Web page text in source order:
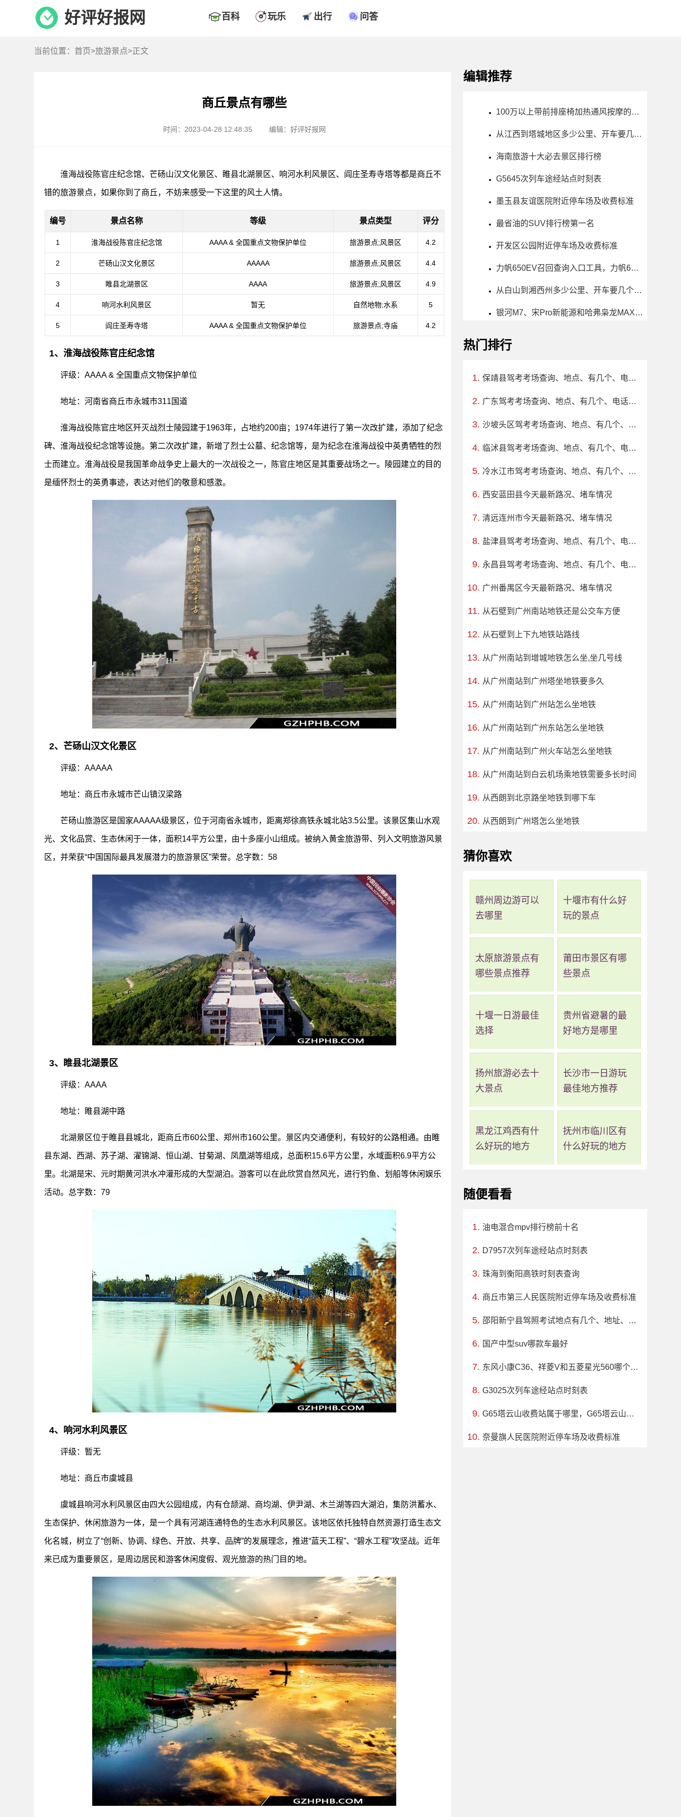
好评好报网 百科 玩乐 出行 问答
当前位置： 首页>旅游景点>正文
商丘景点有哪些
时间：2023-04-28 12:48:35 编辑：好评好报网
淮海战役陈官庄纪念馆、芒砀山汉文化景区、睢县北湖景区、响河水利风景区、阎庄圣寿寺塔等都是商丘不
错的旅游景点，如果你到了商丘，不妨来感受一下这里的风土人情。
编号 景点名称 等级 景点类型 评分
1 淮海战役陈官庄纪念馆 AAAA & 全国重点文物保护单位 旅游景点;风景区 4.2
2 芒砀山汉文化景区 AAAAA 旅游景点;风景区 4.4
3 睢县北湖景区 AAAA 旅游景点;风景区 4.9
4 响河水利风景区 暂无 自然地物;水系 5
5 阎庄圣寿寺塔 AAAA & 全国重点文物保护单位 旅游景点;寺庙 4.2
1、淮海战役陈官庄纪念馆
评级：AAAA & 全国重点文物保护单位
地址：河南省商丘市永城市311国道
淮海战役陈官庄地区歼灭战烈士陵园建于1963年，占地约200亩；1974年进行了第一次改扩建，添加了纪念
碑、淮海战役纪念馆等设施。第二次改扩建，新增了烈士公墓、纪念馆等，是为纪念在淮海战役中英勇牺牲的烈
士而建立。淮海战役是我国革命战争史上最大的一次战役之一，陈官庄地区是其重要战场之一。陵园建立的目的
是缅怀烈士的英勇事迹，表达对他们的敬意和感激。
2、芒砀山汉文化景区
评级：AAAAA
地址：商丘市永城市芒山镇汉梁路
芒砀山旅游区是国家AAAAA级景区，位于河南省永城市，距离郑徐高铁永城北站3.5公里。该景区集山水观
光、文化品赏、生态休闲于一体，面积14平方公里，由十多座小山组成。被纳入黄金旅游带、列入文明旅游风景
区，并荣获“中国国际最具发展潜力的旅游景区”荣誉。总字数：58
3、睢县北湖景区
评级：AAAA
地址：睢县湖中路
北湖景区位于睢县县城北，距商丘市60公里、郑州市160公里。景区内交通便利，有较好的公路相通。由睢
县东湖、西湖、苏子湖、濯锦湖、恒山湖、甘菊湖、凤凰湖等组成，总面积15.6平方公里，水域面积6.9平方公
里。北湖是宋、元时期黄河洪水冲灌形成的大型湖泊。游客可以在此欣赏自然风光，进行钓鱼、划船等休闲娱乐
活动。总字数：79
4、响河水利风景区
评级：暂无
地址：商丘市虞城县
虞城县响河水利风景区由四大公园组成，内有仓颉湖、商均湖、伊尹湖、木兰湖等四大湖泊，集防洪蓄水、
生态保护、休闲旅游为一体，是一个具有河湖连通特色的生态水利风景区。该地区依托独特自然资源打造生态文
化名城，树立了“创新、协调、绿色、开放、共享、品牌”的发展理念，推进“蓝天工程”、“碧水工程”攻坚战。近年
来已成为重要景区，是周边居民和游客休闲度假、观光旅游的热门目的地。
编辑推荐
100万以上带前排座椅加热通风按摩的车型推荐，哪款车好？
从江西到塔城地区多少公里、开车要几个小时？过路费、油费等
海南旅游十大必去景区排行榜
G5645次列车途经站点时刻表
墨玉县友谊医院附近停车场及收费标准
最省油的SUV排行榜第一名
开发区公园附近停车场及收费标准
力帆650EV召回查询入口工具，力帆650EV召回怎么查询
从白山到湘西州多少公里、开车要几个小时？过路费、油费等
银河M7、宋Pro新能源和哈弗枭龙MAX哪个更值得买？性价比、配置对比
热门排行
保靖县驾考考场查询、地点、有几个、电话、上班时间
广东驾考考场查询、地点、有几个、电话、上班时间
沙坡头区驾考考场查询、地点、有几个、电话、上班时间
临沭县驾考考场查询、地点、有几个、电话、上班时间
冷水江市驾考考场查询、地点、有几个、电话、上班时间
西安蓝田县今天最新路况、堵车情况
清远连州市今天最新路况、堵车情况
盐津县驾考考场查询、地点、有几个、电话、上班时间
永昌县驾考考场查询、地点、有几个、电话、上班时间
广州番禺区今天最新路况、堵车情况
从石壁到广州南站地铁还是公交车方便
从石壁到上下九地铁站路线
从广州南站到增城地铁怎么坐,坐几号线
从广州南站到广州塔坐地铁要多久
从广州南站到广州站怎么坐地铁
从广州南站到广州东站怎么坐地铁
从广州南站到广州火车站怎么坐地铁
从广州南站到白云机场乘地铁需要多长时间
从西朗到北京路坐地铁到哪下车
从西朗到广州塔怎么坐地铁
猜你喜欢
赣州周边游可以
去哪里
十堰市有什么好
玩的景点
太原旅游景点有
哪些景点推荐
莆田市景区有哪
些景点
十堰一日游最佳
选择
贵州省避暑的最
好地方是哪里
扬州旅游必去十
大景点
长沙市一日游玩
最佳地方推荐
黑龙江鸡西有什
么好玩的地方
抚州市临川区有
什么好玩的地方
随便看看
油电混合mpv排行榜前十名
D7957次列车途经站点时刻表
珠海到衡阳高铁时刻表查询
商丘市第三人民医院附近停车场及收费标准
邵阳新宁县驾照考试地点有几个、地址、电话、工作时间
国产中型suv哪款车最好
东风小康C36、祥菱V和五菱星光560哪个更值得买？性价比、配置对比
G3025次列车途经站点时刻表
G65塔云山收费站属于哪里，G65塔云山收费站入口的详细地址
奈曼旗人民医院附近停车场及收费标准